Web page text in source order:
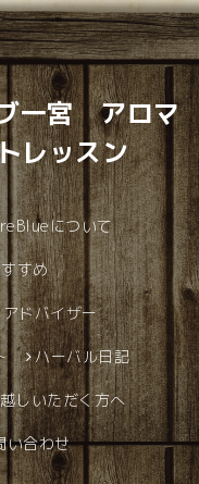
一宮 アロマ
レッスン
について
すめ
ドバイザー
ハーバル日記
しいただく方へ
い合わせ